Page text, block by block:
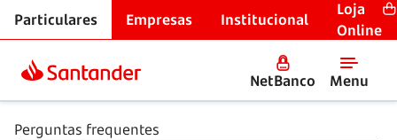
Particulares Empresas Institucional
Loja
Online
NetBanco Menu
Centro de Ajuda
Poupança e Investimento
Perguntas frequentes